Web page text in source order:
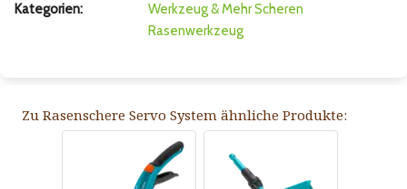
Kategorien:
Werkzeug & MehrScheren
Rasenwerkzeug
Zu Rasenschere Servo System ähnliche Produkte: